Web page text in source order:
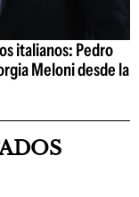
italianos: Pedro
Meloni desde la